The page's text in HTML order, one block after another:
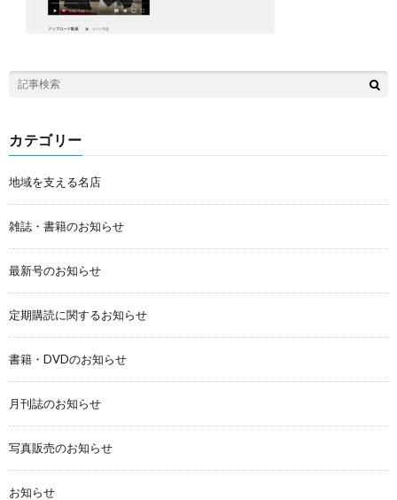
カテゴリー
地域を支える名店
雑誌・書籍のお知らせ
最新号のお知らせ
定期購読に関するお知らせ
書籍・DVDのお知らせ
月刊誌のお知らせ
写真販売のお知らせ
お知らせ